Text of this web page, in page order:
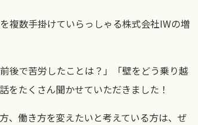
複数手掛けていらっしゃる株式会社IWの増
後で苦労したことは？」「壁をどう乗り越
をたくさん聞かせていただきました！
、働き方を変えたいと考えている方は、ぜ